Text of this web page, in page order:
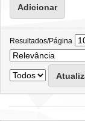
Resultados/Página